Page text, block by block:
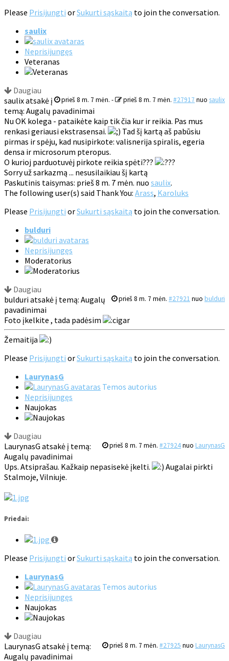
Please Prisijungti orSukurti sąskaitą to join the conversation.
saulix
Neprisijungęs
Veteranas
Daugiau
prieš 8 m. 7 mėn. - prieš 8 m. 7 mėn. #27917 nuo saulix
saulix atsakė į
temą: Augalų pavadinimai
Nu OK kolega - pataikėte kaip tik čia kur ir reikia. Pas mus
renkasi geriausi ekstrasensai.
Tad šį kartą aš pabūsiu
pirmas ir spėju, kad nusipirkote: valisnerija spiralis, egeria
densa ir microsorum pteropus.
O kurioj parduotuvėj pirkote reikia spėti???
??
Sorry už sarkazmą ... nesusilaikiau šį kartą
Paskutinis taisymas: prieš 8 m. 7 mėn. nuo saulix.
The following user(s) said Thank You: Arass, Karoluks
Please Prisijungti orSukurti sąskaitą to join the conversation.
bulduri
Neprisijungęs
Moderatorius
Daugiau
prieš 8 m. 7 mėn. #27921 nuo bulduri
bulduri atsakė į temą: Augalų
pavadinimai
Foto įkelkite , tada padėsim
Žemaitija
Please Prisijungti orSukurti sąskaitą to join the conversation.
LaurynasG
Temos autorius
Neprisijungęs
Naujokas
Daugiau
prieš 8 m. 7 mėn. #27924nuo LaurynasG
LaurynasG atsakė į temą:
Augalų pavadinimai
Ups. Atsiprašau. Kažkaip nepasisekė įkelti.
Augalai pirkti
Stalmoje, Vilniuje.
Priedai:
Please Prisijungti orSukurti sąskaitą to join the conversation.
LaurynasG
Temos autorius
Neprisijungęs
Naujokas
Daugiau
prieš 8 m. 7 mėn. #27925 nuo LaurynasG
LaurynasG atsakė į temą:
Augalų pavadinimai